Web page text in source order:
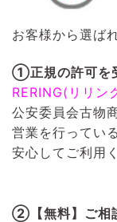
お客様から選ば
①正規の許可を
RERING(リリン
公安委員会古物
営業を行ってい
安心してご利用
②【無料】ご相